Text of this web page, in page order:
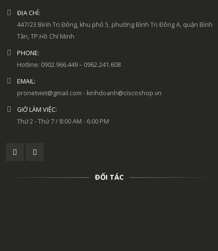
ĐỊA CHỈ:
447/23 Bình Trị Đông, khu phố 5, phường Bình Trị Đông A, quận Bình
Tân, TP.Hồ Chí Minh
PHONE:
Hotline: 0902.966.449 – 0962.241.608
EMAIL:
pronetviet@gmail.com - kinhdoanh@ciscoshop.vn
GIỜ LÀM VIỆC:
Thứ 2 - Thứ 7 / 8:00 AM - 6:00 PM
ĐỐI TÁC